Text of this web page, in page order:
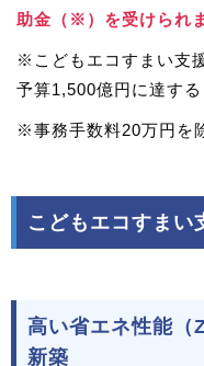
助金（※）を受けられま
※こどもエコすまい支
予算1,500億円に達する
※事務手数料20万円を
こどもエコすまい
高い省エネ性能（
新築